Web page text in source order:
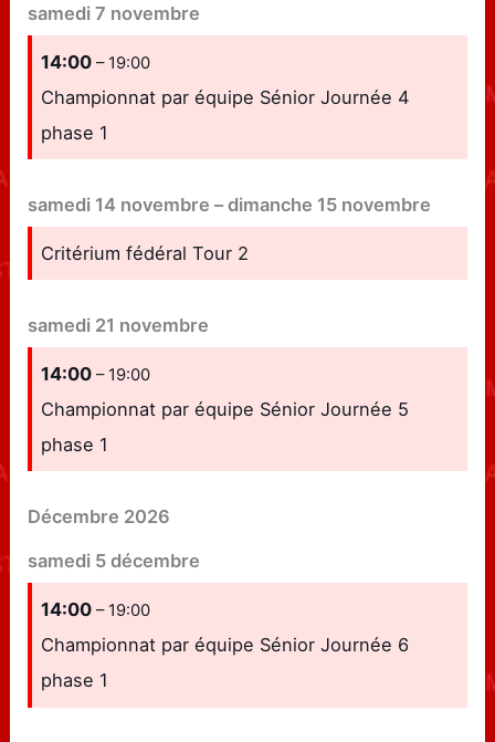
samedi 7 novembre
14:00– 19:00
Championnat par équipe Sénior Journée 4
phase 1
samedi 14 novembre –dimanche 15 novembre
Critérium fédéral Tour 2
samedi 21 novembre
14:00– 19:00
Championnat par équipe Sénior Journée 5
phase 1
Décembre 2026
samedi 5 décembre
14:00– 19:00
Championnat par équipe Sénior Journée 6
phase 1